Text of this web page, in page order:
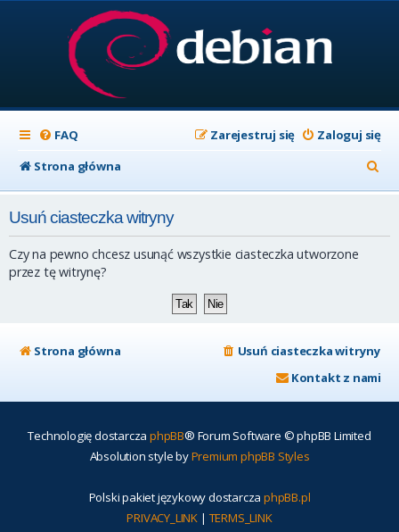
FAQ Zaloguj się
Zarejestruj się
Strona główna
z
Usuń ciasteczka witryny
Czy na pewno chcesz usunąć wszystkie ciasteczka utworzone
przez tę witrynę?
Strona główna
Usuń ciasteczka witryny
Kontakt z nami
Technologię dostarcza phpBB® Forum Software © phpBB Limited
Absolution style byPremium phpBB Styles
Polski pakiet językowy dostarcza phpBB.pl
PRIVACY_LINK | TERMS_LINK